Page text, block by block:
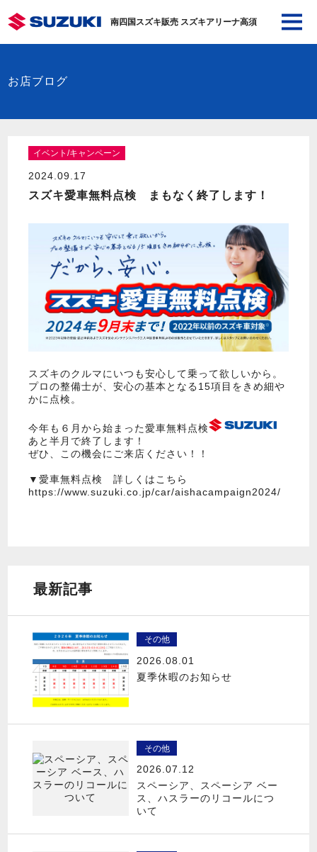
南四国スズキ販売 スズキアリーナ高須
お店ブログ
イベント/キャンペーン
2024.09.17
スズキ愛車無料点検 まもなく終了します！
スズキのクルマにいつも安心して乗って欲しいから。
プロの整備士が、安心の基本となる15項目をきめ細や
かに点検。
今年も６月から始まった愛車無料点検
あと半月で終了します！
ぜひ、この機会にご来店ください！！
▼愛車無料点検 詳しくはこちら
https://www.suzuki.co.jp/car/aishacampaign2024/
最新記事
その他
2026.08.01
夏季休暇のお知らせ
その他
2026.07.12
スペーシア、スペーシア ベー
ス、ハスラーのリコールにつ
いて